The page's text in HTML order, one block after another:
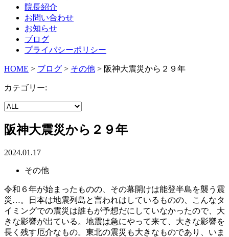
院長紹介
お問い合わせ
お知らせ
ブログ
プライバシーポリシー
HOME > ブログ > その他 > 阪神大震災から２９年
カテゴリー:
阪神大震災から２９年
2024.01.17
その他
令和６年が始まったものの、その幕開けは能登半島を襲う震
災…。日本は地震列島と言われはしているものの、こんなタ
イミングでの震災は誰もが予想だにしていなかったので、大
きな影響が出ている。地震は急にやって来て、大きな影響を
長く残す厄介なもの。東北の震災も大きなものであり、いま